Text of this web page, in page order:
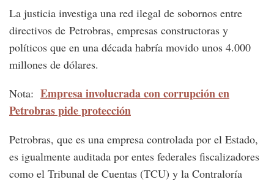
La justicia investiga una red ilegal de sobornos entre
directivos de Petrobras, empresas constructoras y
políticos que en una década habría movido unos 4.000
millones de dólares.
Nota: Empresa involucrada con corrupción en
Petrobras pide protección
Petrobras, que es una empresa controlada por el Estado,
es igualmente auditada por entes federales fiscalizadores
como el Tribunal de Cuentas (TCU) y la Contraloría